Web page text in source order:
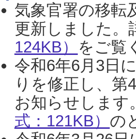
気象官署の移転
更新しました。
124KB） をご覧
令和6年6月3日
りを修正し、
お知らせします
式：121KB） の